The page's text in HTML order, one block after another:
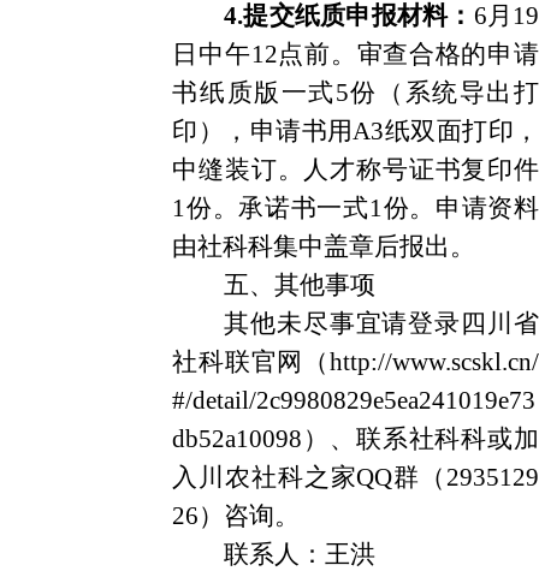
4.提交纸质申报材料： 6月 19
日中午12点前。审查合格的申请
书纸质版一式5份（系统导出打
印），申请书用A3纸双面打印，
中缝装订。人才称号证书复印件
1份。承诺书一式1份。申请资料
由社科科集中盖章后报出。
五、其他事项
其他未尽事宜请登录四川省
社科联官网（http://www.scskl.cn/
#/detail/2c9980829e5ea241019e73
db52a10098 ）、联系社科科或加
入川农社科之家QQ群（2935129
26）咨询。
联系人：王洪